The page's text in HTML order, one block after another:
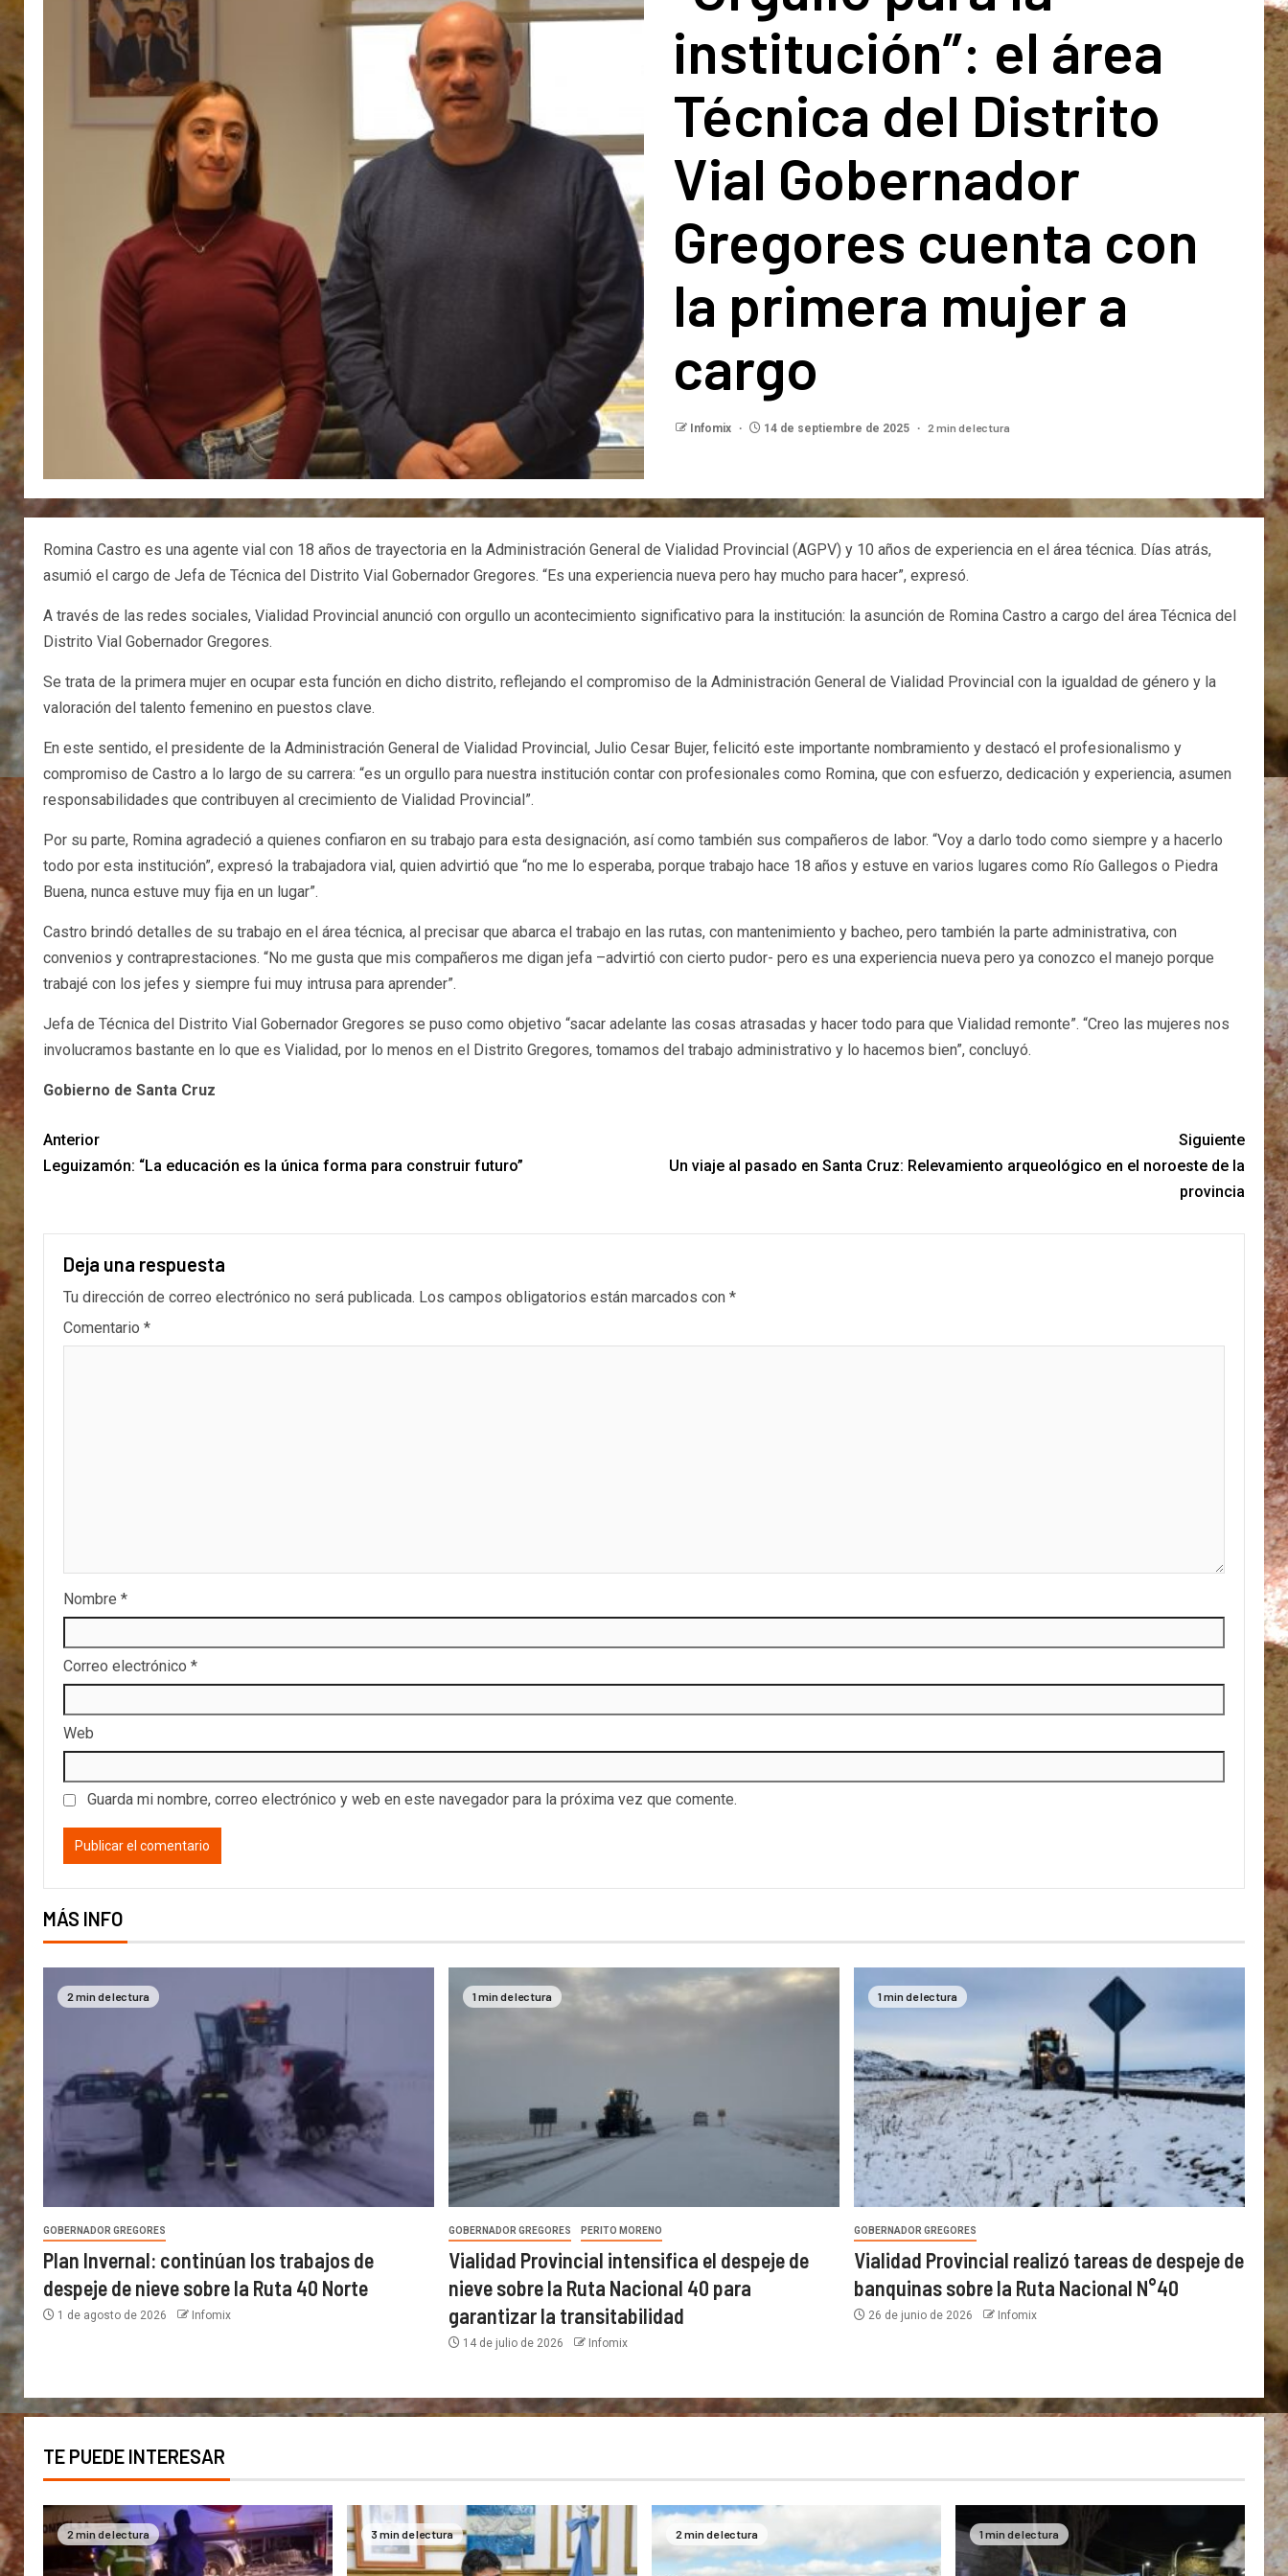
institución”: el área
Técnica del Distrito
Vial Gobernador
Gregores cuenta con
la primera mujer a
cargo
Infomix 14 de septiembre de 2025 2 min de lectura
Romina Castro es una agente vial con 18 años de trayectoria en la Administración General de Vialidad Provincial (AGPV) y 10 años de experiencia en el área técnica. Días atrás,
asumió el cargo de Jefa de Técnica del Distrito Vial Gobernador Gregores. “Es una experiencia nueva pero hay mucho para hacer”, expresó.
A través de las redes sociales, Vialidad Provincial anunció con orgullo un acontecimiento significativo para la institución: la asunción de Romina Castro a cargo del área Técnica del
Distrito Vial Gobernador Gregores.
Se trata de la primera mujer en ocupar esta función en dicho distrito, reflejando el compromiso de la Administración General de Vialidad Provincial con la igualdad de género y la
valoración del talento femenino en puestos clave.
En este sentido, el presidente de la Administración General de Vialidad Provincial, Julio Cesar Bujer, felicitó este importante nombramiento y destacó el profesionalismo y
compromiso de Castro a lo largo de su carrera: “es un orgullo para nuestra institución contar con profesionales como Romina, que con esfuerzo, dedicación y experiencia, asumen
responsabilidades que contribuyen al crecimiento de Vialidad Provincial”.
Por su parte, Romina agradeció a quienes confiaron en su trabajo para esta designación, así como también sus compañeros de labor. “Voy a darlo todo como siempre y a hacerlo
todo por esta institución”, expresó la trabajadora vial, quien advirtió que “no me lo esperaba, porque trabajo hace 18 años y estuve en varios lugares como Río Gallegos o Piedra
Buena, nunca estuve muy fija en un lugar”.
Castro brindó detalles de su trabajo en el área técnica, al precisar que abarca el trabajo en las rutas, con mantenimiento y bacheo, pero también la parte administrativa, con
convenios y contraprestaciones. “No me gusta que mis compañeros me digan jefa –advirtió con cierto pudor- pero es una experiencia nueva pero ya conozco el manejo porque
trabajé con los jefes y siempre fui muy intrusa para aprender”.
Jefa de Técnica del Distrito Vial Gobernador Gregores se puso como objetivo “sacar adelante las cosas atrasadas y hacer todo para que Vialidad remonte”. “Creo las mujeres nos
involucramos bastante en lo que es Vialidad, por lo menos en el Distrito Gregores, tomamos del trabajo administrativo y lo hacemos bien”, concluyó.
Gobierno de Santa Cruz
Anterior
Leguizamón: “La educación es la única forma para construir futuro”
Siguiente
Un viaje al pasado en Santa Cruz: Relevamiento arqueológico en el noroeste de la
provincia
Deja una respuesta
Tu dirección de correo electrónico no será publicada. Los campos obligatorios están marcados con *
Comentario *
Nombre *
Correo electrónico *
Web
Guarda mi nombre, correo electrónico y web en este navegador para la próxima vez que comente.
MÁS INFO
2 min de lectura
GOBERNADOR GREGORES
Plan Invernal: continúan los trabajos de
despeje de nieve sobre la Ruta 40 Norte
1 de agosto de 2026 Infomix
1 min de lectura
GOBERNADOR GREGORES PERITO MORENO
Vialidad Provincial intensifica el despeje de
nieve sobre la Ruta Nacional 40 para
garantizar la transitabilidad
14 de julio de 2026 Infomix
1 min de lectura
GOBERNADOR GREGORES
Vialidad Provincial realizó tareas de despeje de
banquinas sobre la Ruta Nacional N°40
26 de junio de 2026 Infomix
TE PUEDE INTERESAR
2 min de lectura 3 min de lectura 2 min de lectura 1 min de lectura